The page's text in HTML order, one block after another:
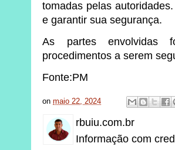
tomadas pelas
e garantir sua segurança.
As partes envolvidas
procedimentos a serem
Fonte:PM
onmaio 22, 2024
rbuiu.com.br
Informação com